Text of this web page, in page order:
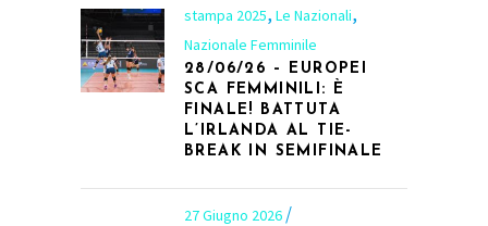
stampa 2025, Le Nazionali,
Nazionale Femminile
28/06/26 – EUROPEI
SCA FEMMINILI: È
FINALE! BATTUTA
L’IRLANDA AL TIE-
BREAK IN SEMIFINALE
27 Giugno 2026